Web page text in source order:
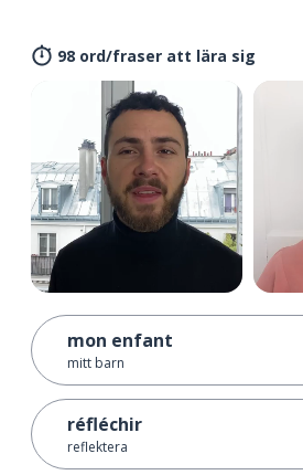
98 ord/fraser att lära sig
mon enfant
mitt barn
réfléchir
reflektera